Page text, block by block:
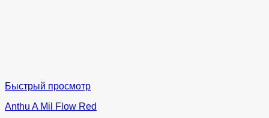
Быстрый просмотр
Anthu A Mil Flow Red